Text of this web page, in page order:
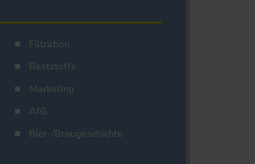
Filtration
Reststoffe
Marketing
AfG
Bier-/Braugeschichte